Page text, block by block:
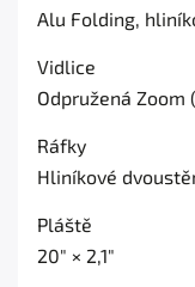
Alu Folding,
Vidlice
Odpružená Zoom
Ráfky
Hliníkové
Pláště
20" × 2,1"